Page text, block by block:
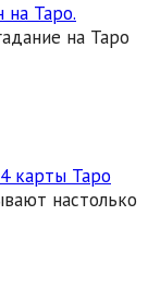
на Таро.
на Таро
карты Таро
настолько